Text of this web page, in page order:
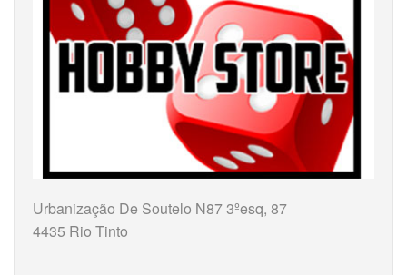
Urbanização De Soutelo N87 3ºesq, 87
4435 Rio Tinto